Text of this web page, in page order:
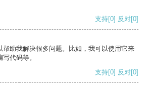
支持[0] 反对[0]
帮助我解决很多问题。比如，我可以使用它来
代码等。
支持[0] 反对[0]